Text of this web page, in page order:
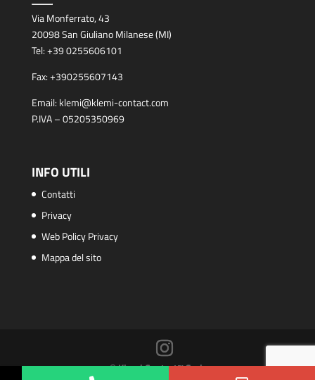
Via Monferrato, 43
20098 San Giuliano Milanese (MI)
Tel:+39 0255606101
Fax:+390255607143
Email: klemi@klemi-contact.com
P.IVA – 05205350969
INFO UTILI
Contatti
Privacy
Web Policy Privacy
Mappa del sito
© Klemi Contact™ S.r.l.